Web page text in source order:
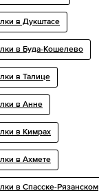
в Дукштасе
в Буда-Кошелево
в Талице
в Анне
в Кимрах
в Ахмете
в Спасске-Рязанском